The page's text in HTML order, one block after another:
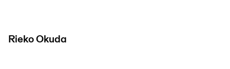
Rieko Okuda